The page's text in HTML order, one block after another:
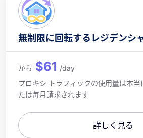
無制限に回転するレジデンシ
から $61 /day
プロキシ トラフィックの使用量は本当
たは毎月請求されます
詳しく見る